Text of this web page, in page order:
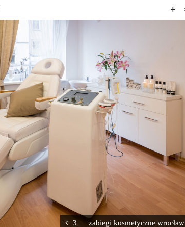
3 zabiegi kosmetyczne wrocław